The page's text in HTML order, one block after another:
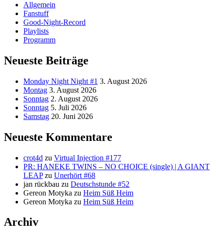
Allgemein
Fanstuff
Good-Night-Record
Playlists
Programm
Neueste Beiträge
Monday Night Night #1 3. August 2026
Montag 3. August 2026
Sonntag 2. August 2026
Sonntag 5. Juli 2026
Samstag 20. Juni 2026
Neueste Kommentare
crot4d zu Virtual Injection #177
PR: HANEKE TWINS – NO CHOICE (single) | A GIANT
LEAPzu Unerhört #68
jan rückbau zu Deutschstunde #52
Gereon Motyka zu Heim Süß Heim
Gereon Motyka zu Heim Süß Heim
Archiv